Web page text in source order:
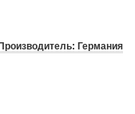
Германия